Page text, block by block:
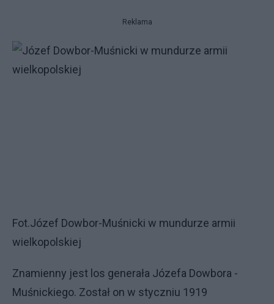
Reklama
Fot.Józef Dowbor-Muśnicki w mundurze armii
wielkopolskiej
Znamienny jest los generała Józefa Dowbora -
Muśnickiego. Został on w styczniu 1919